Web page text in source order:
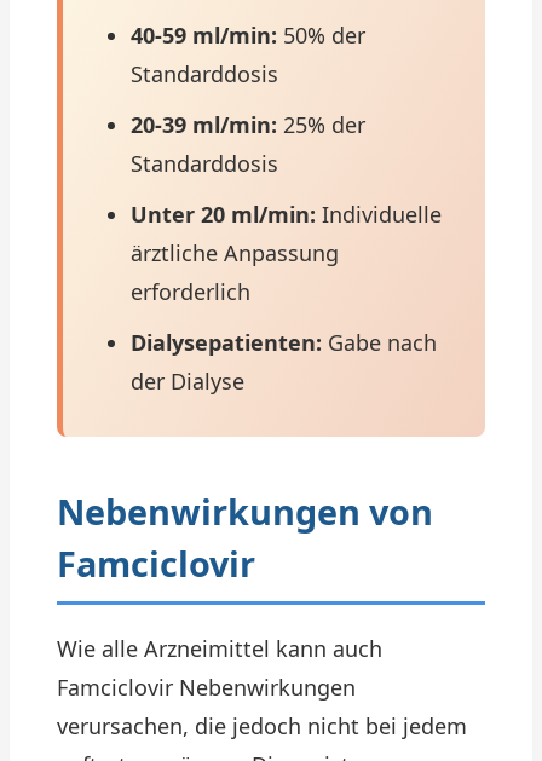
40-59 ml/min: 50% der
Standarddosis
20-39 ml/min: 25% der
Standarddosis
Unter 20 ml/min: Individuelle
ärztliche Anpassung
erforderlich
Dialysepatienten: Gabe nach
der Dialyse
Nebenwirkungen von
Famciclovir
Wie alle Arzneimittel kann auch
Famciclovir Nebenwirkungen
verursachen, die jedoch nicht bei jedem